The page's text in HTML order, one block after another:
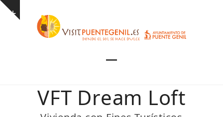
Skip
Show
menu
menu
VFT Dream Loft